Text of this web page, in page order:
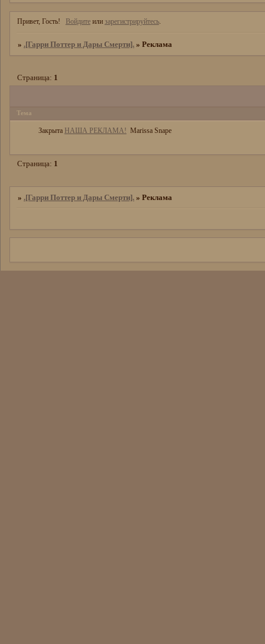
Привет, Гость! Войдитеили зарегистрируйтесь.
» .[Гарри Поттер и Дары Смерти]. » Реклама
Страница: 1
Тема
Закрыта НАША РЕКЛАМА! Marissa Snape
Страница: 1
» .[Гарри Поттер и Дары Смерти]. » Реклама